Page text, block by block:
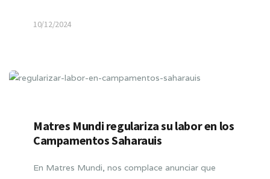
10/12/2024
Matres Mundi regulariza su labor en los
Campamentos Saharauis
En Matres Mundi, nos complace anunciar que